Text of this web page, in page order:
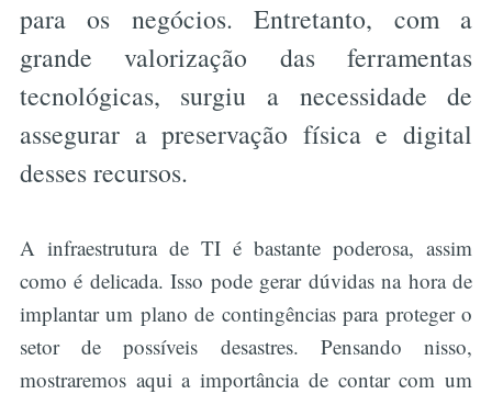
para os negócios. Entretanto, com a
grande valorização das ferramentas
tecnológicas, surgiu a necessidade de
assegurar a preservação física e digital
desses recursos.
A infraestrutura de TI é bastante poderosa, assim
como é delicada. Isso pode gerar dúvidas na hora de
implantar um plano de contingências para proteger o
setor de possíveis desastres. Pensando nisso,
mostraremos aqui a importância de contar com um